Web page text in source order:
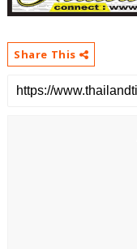
Share This